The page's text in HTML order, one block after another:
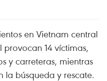
en Vietnam central
14 víctimas,
y carreteras, mientras
la búsqueda y rescate.